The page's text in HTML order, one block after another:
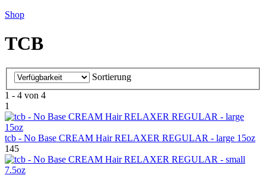
Shop
TCB
Sortierung
1 - 4 von 4
1
tcb - No Base CREAM Hair RELAXER REGULAR - large 15oz
145